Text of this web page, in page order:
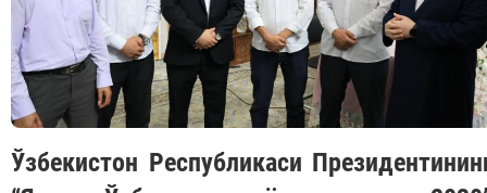
Ўзбекистон Республикаси